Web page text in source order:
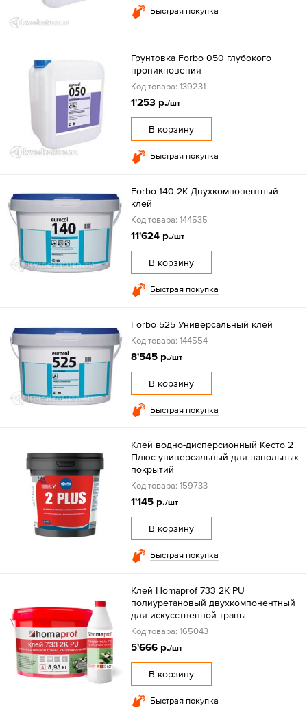
Быстрая покупка
Грунтовка Forbo 050 глубокого
проникновения
Код товара: 139231
1'253 р./шт
В корзину
Быстрая покупка
Forbo 140-2К Двухкомпонентный
клей
Код товара: 144535
11'624 р./шт
В корзину
Быстрая покупка
Forbo 525 Универсальный клей
Код товара: 144554
8'545 р./шт
В корзину
Быстрая покупка
Клей водно-дисперсионный Кесто 2
Плюс универсальный для напольных
покрытий
Код товара: 159733
1'145 р./шт
В корзину
Быстрая покупка
Клей Homaprof 733 2K PU
полиуретановый двухкомпонентный
для искусственной травы
Код товара: 165043
5'666 р./шт
В корзину
Быстрая покупка